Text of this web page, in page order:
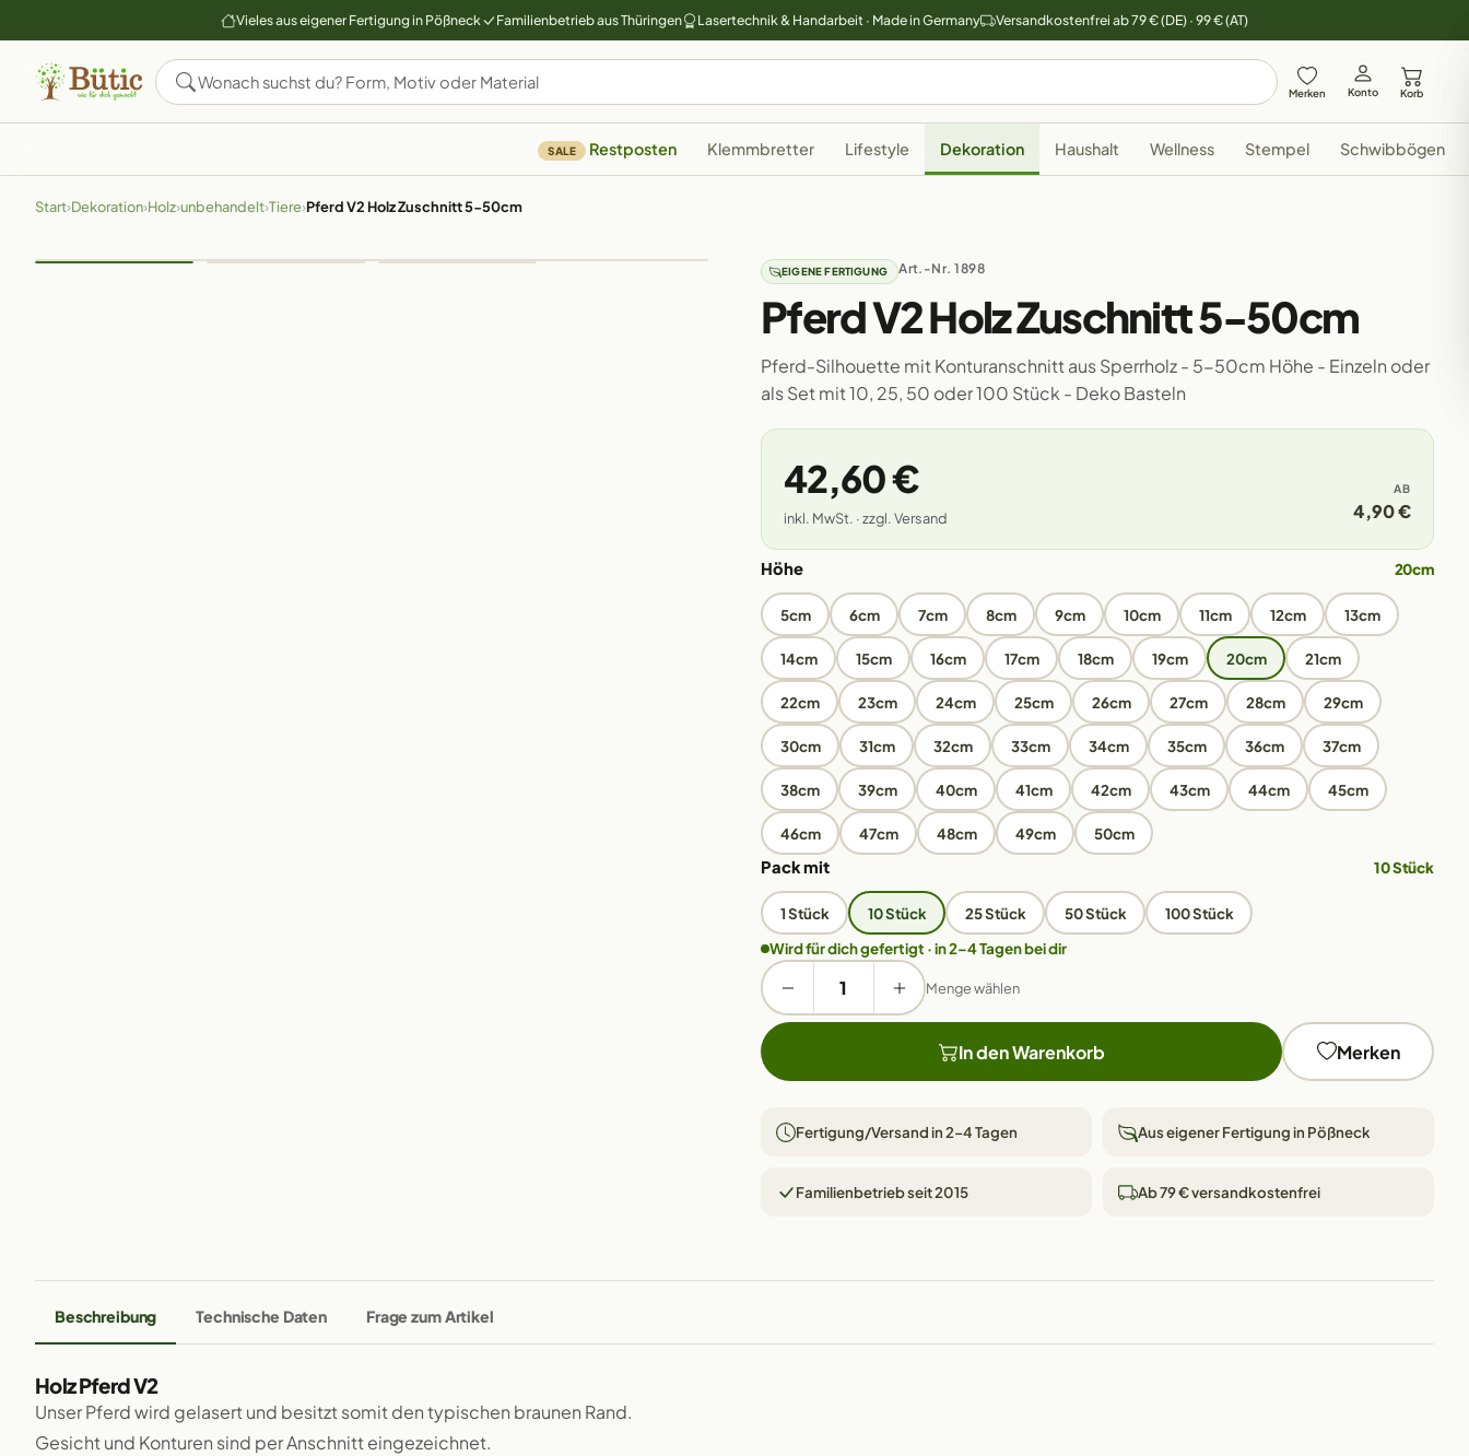
Vieles aus eigener Fertigung in Pößneck Familienbetrieb aus Thüringen Lasertechnik & Handarbeit · Made in Germany Versandkostenfrei ab 79 € (DE) · 99 € (AT)
Merken Konto Korb
SALE Restposten Klemmbretter Lifestyle Dekoration Haushalt Wellness Stempel Schwibbögen
Start›Dekoration›Holz›unbehandelt›Tiere›Pferd V2 Holz Zuschnitt 5-50cm
EIGENE FERTIGUNG Art.-Nr. 1898
Pferd V2 Holz Zuschnitt 5-50cm
Pferd-Silhouette mit Konturanschnitt aus Sperrholz - 5-50cm Höhe - Einzeln oder
als Set mit 10, 25, 50 oder 100 Stück - Deko Basteln
42,60 €
inkl. MwSt. · zzgl. Versand
AB
4,90 €
Höhe 20cm
5cm 6cm 7cm 8cm 9cm 10cm 11cm 12cm 13cm
14cm 15cm 16cm 17cm 18cm 19cm 20cm 21cm
22cm 23cm 24cm 25cm 26cm 27cm 28cm 29cm
30cm 31cm 32cm 33cm 34cm 35cm 36cm 37cm
38cm 39cm 40cm 41cm 42cm 43cm 44cm 45cm
46cm 47cm 48cm 49cm 50cm
Pack mit 10 Stück
1 Stück 10 Stück 25 Stück 50 Stück
100 Stück
Wird für dich gefertigt · in 2–4 Tagen bei dir
Menge wählen
In den Warenkorb Merken
Fertigung/Versand in 2–4 Tagen Aus eigener Fertigung in Pößneck
Familienbetrieb seit 2015 Ab 79 € versandkostenfrei
Beschreibung Technische Daten Frage zum Artikel
Holz Pferd V2
Unser Pferd wird gelasert und besitzt somit den typischen braunen Rand.
Gesicht und Konturen sind per Anschnitt eingezeichnet.